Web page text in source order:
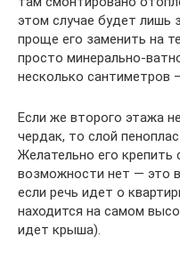
этом случае будет
проще его заменить на
просто минерально-
несколько сантиметров
Если же второго этажа
чердак, то слой
Желательно его крепить
возможности нет — это
если речь идет о
находится на самом
идет крыша).